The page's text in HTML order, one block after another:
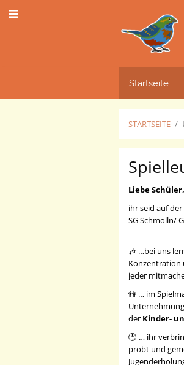
Startseite
STARTSEITE /
Liebe
ihr seid auf
SG Schmölln/
🎶 …bei uns
Konzentration
jeder
👫 … im
der Kinder-
🕒 … ihr
probt und